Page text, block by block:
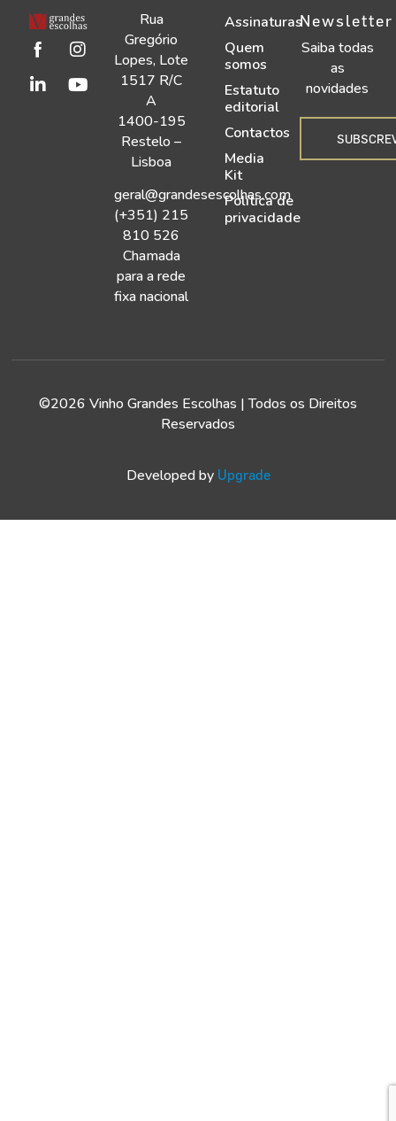
Rua
Gregório
Lopes, Lote
1517 R/C
A
1400-195
Restelo –
Lisboa
geral@grandesescolhas.com
(+351) 215
810 526
Chamada
para a rede
fixa nacional
Assinaturas
Quem
somos
Estatuto
editorial
Contactos
Media
Kit
Política de
privacidade
Newsletter
Saiba todas
as
novidades
©2026 Vinho Grandes Escolhas | Todos os Direitos
Reservados
Developed by Upgrade